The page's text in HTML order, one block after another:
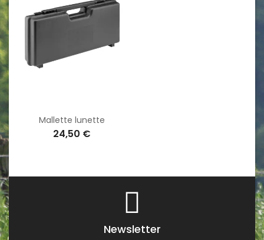
Mallette lunette
24,50 €
Newsletter